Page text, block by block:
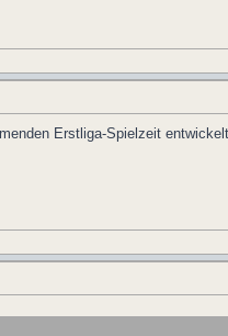
Erstliga-Spielzeit